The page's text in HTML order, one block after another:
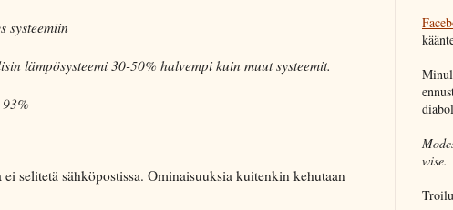
systeemiin
lämpösysteemi 30-50% halvempi kuin muut systeemit.
selitetä sähköpostissa. Ominaisuuksia kuitenkin kehutaan
wise.